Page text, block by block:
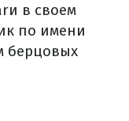
в своем
по имени
берцовых